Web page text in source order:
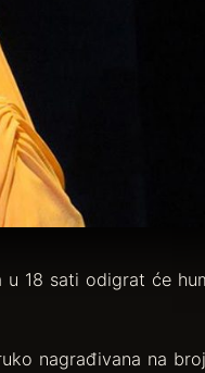
18 sati odigrat će
nagrađivana na